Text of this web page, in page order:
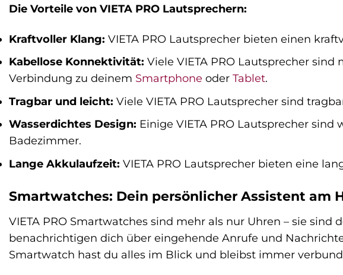
Die Vorteile von VIETA PRO Lautsprechern:
Kraftvoller Klang: VIETA PRO Lautsprecher bieten einen
Kabellose Konnektivität: Viele VIETA PRO Lautsprecher
Verbindung zu deinem Smartphone oder Tablet.
Tragbar und leicht: Viele VIETA PRO Lautsprecher sind
Wasserdichtes Design: Einige VIETA PRO Lautsprecher
Badezimmer.
Lange Akkulaufzeit: VIETA PRO Lautsprecher bieten eine
Smartwatches: Dein persönlicher Assistent am
VIETA PRO Smartwatches sind mehr als nur Uhren – sie
benachrichtigen dich über eingehende Anrufe und
Smartwatch hast du alles im Blick und bleibst immer